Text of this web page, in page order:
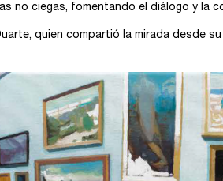
no ciegas, fomentando el diálogo y la
quien compartió la mirada desde